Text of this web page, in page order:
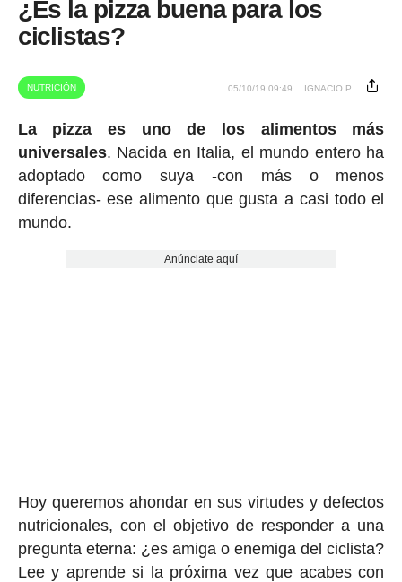
¿Es la pizza buena para los
ciclistas?
NUTRICIÓN 05/10/19 09:49 IGNACIO P.
La pizza es uno de los alimentos más
universales. Nacida en Italia, el mundo entero ha
adoptado como suya -con más o menos
diferencias- ese alimento que gusta a casi todo el
mundo.
Anúnciate aquí
Hoy queremos ahondar en sus virtudes y defectos
nutricionales, con el objetivo de responder a una
pregunta eterna: ¿es amiga o enemiga del ciclista?
Lee y aprende si la próxima vez que acabes con